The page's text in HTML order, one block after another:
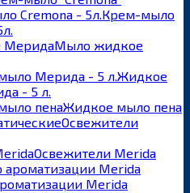
Крем-мыло
Мыло жидкое
Жидкое
- 5 л.
Жидкое мыло пена
Освежители
Освежители Merida
Merida